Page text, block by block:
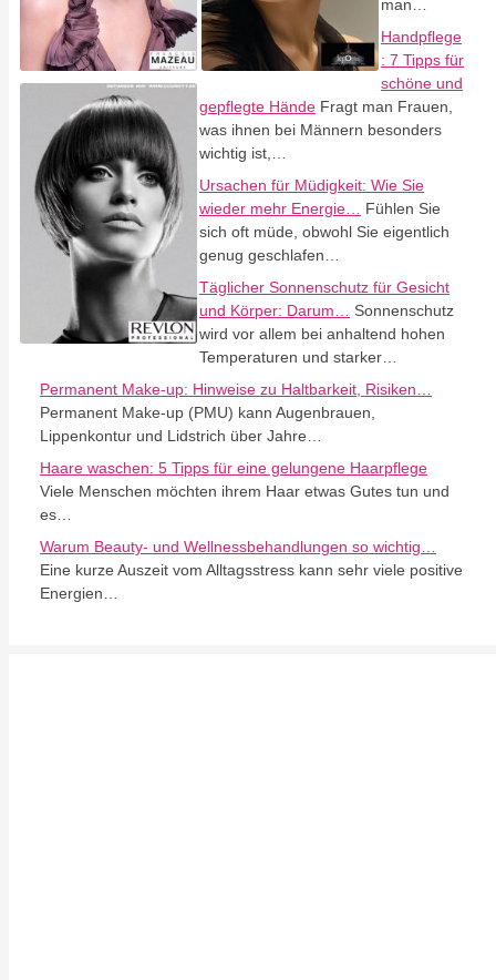
man…
Handpflege
: 7 Tipps für
schöne und
gepflegte Hände Fragt man Frauen,
was ihnen bei Männern besonders
wichtig ist,…
Ursachen für Müdigkeit: Wie Sie
wieder mehr Energie…
Fühlen Sie
sich oft müde, obwohl Sie eigentlich
genug geschlafen…
Täglicher Sonnenschutz für Gesicht
und Körper: Darum…
Sonnenschutz
wird vor allem bei anhaltend hohen
Temperaturen und starker…
Permanent Make-up: Hinweise zu Haltbarkeit, Risiken…
Permanent Make-up (PMU) kann Augenbrauen,
Lippenkontur und Lidstrich über Jahre…
Haare waschen: 5 Tipps für eine gelungene Haarpflege
Viele Menschen möchten ihrem Haar etwas Gutes tun und
es…
Warum Beauty- und Wellnessbehandlungen so wichtig…
Eine kurze Auszeit vom Alltagsstress kann sehr viele positive
Energien…